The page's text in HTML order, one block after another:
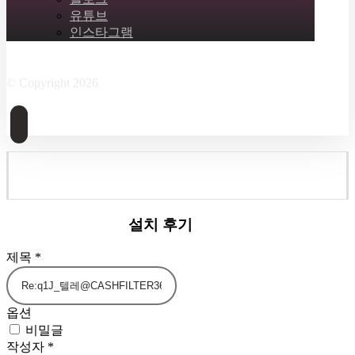
유튜브
인스타그램
설치 후기
제목 *
옵션
비밀글
작성자 *